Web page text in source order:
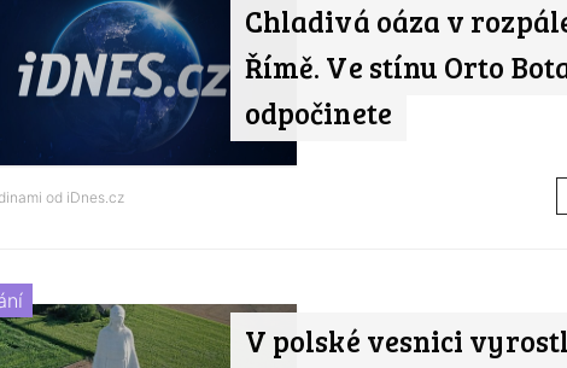
Chladivá oáza v
Římě. Ve stínu Orto
odpočinete
od iDnes.cz
V polské vesnici